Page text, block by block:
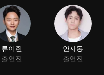
류이쥔
출연진
안자동
출연진